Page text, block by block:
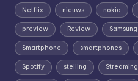
Netflix nieuws nokia
preview Review Samsung
Smartphone smartphones
Spotify stelling Streaming